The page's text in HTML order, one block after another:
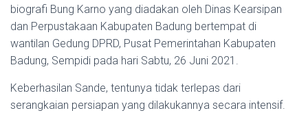
biografi Bung Karno yang diadakan oleh Dinas Kearsipan
dan Perpustakaan Kabupaten Badung bertempat di
wantilan Gedung DPRD, Pusat Pemerintahan Kabupaten
Badung, Sempidi pada hari Sabtu, 26 Juni 2021.
Keberhasilan Sande, tentunya tidak terlepas dari
serangkaian persiapan yang dilakukannya secara intensif.